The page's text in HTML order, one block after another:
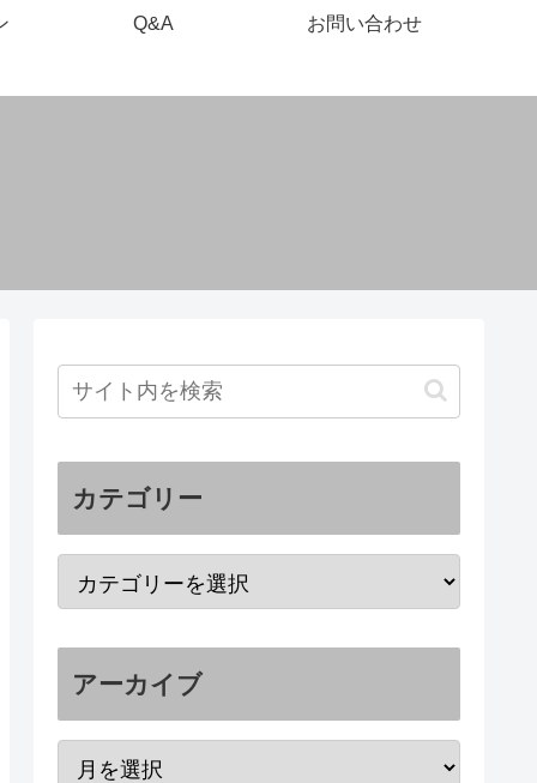
Q&A お問い合わせ
カテゴリー
アーカイブ